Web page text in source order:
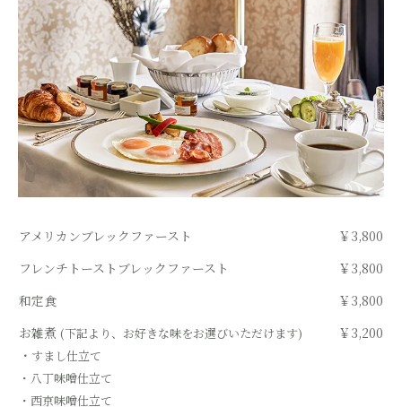
アメリカンブレックファースト
￥3,800
フレンチトーストブレックファースト
￥3,800
和定食
￥3,800
お雑煮 (下記より、お好きな味をお選びいただけます)
・ すまし仕立て
・八丁味噌仕立て
・西京味噌仕立て
￥3,200